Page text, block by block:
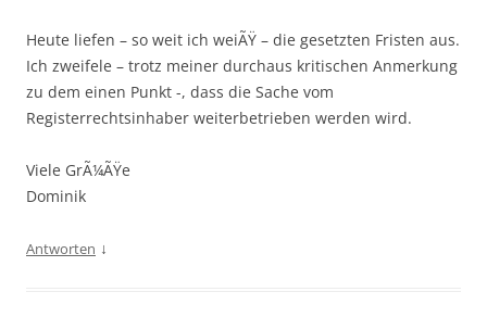
Heute liefen – so weit ich weiÃŸ – die gesetzten Fristen aus.
Ich zweifele – trotz meiner durchaus kritischen Anmerkung
zu dem einen Punkt -, dass die Sache vom
Registerrechtsinhaber weiterbetrieben werden wird.
Viele GrÃ¼ÃŸe
Dominik
Antworten ↓